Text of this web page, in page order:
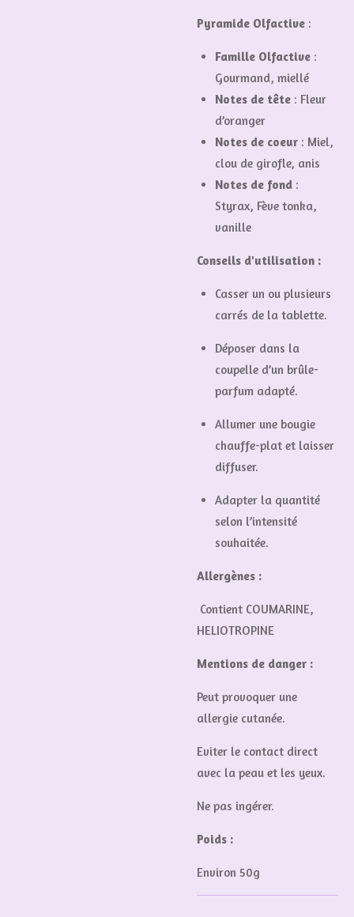
Pyramide Olfactive :
Famille Olfactive :
Gourmand, miellé
Notes de tête : Fleur
d’oranger
Notes de coeur : Miel,
clou de girofle, anis
Notes de fond :
Styrax, Fève tonka,
vanille
Conseils d'utilisation :
Casser un ou plusieurs
carrés de la tablette.
Déposer dans la
coupelle d’un brûle-
parfum adapté.
Allumer une bougie
chauffe-plat et laisser
diffuser.
Adapter la quantité
selon l’intensité
souhaitée.
Allergènes :
Contient COUMARINE,
HELIOTROPINE
Mentions de danger :
Peut provoquer une
allergie cutanée.
Eviter le contact direct
avec la peau et les yeux.
Ne pas ingérer.
Poids :
Environ 50g